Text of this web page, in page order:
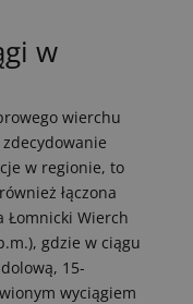
w
wierchu
w regionie, to
łączona
Łomnicki Wierch
gdzie w ciągu
15-
wyciągiem